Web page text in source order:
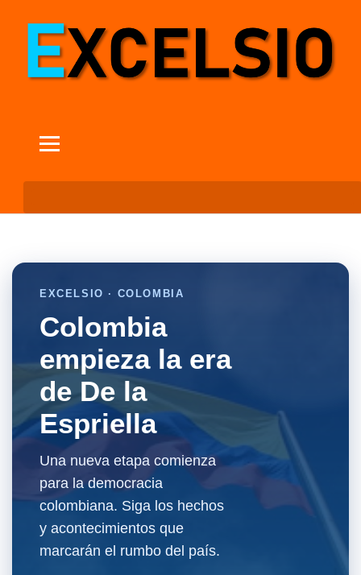
EXCELSIO · COLOMBIA
Colombia
empieza la era
de De la
Espriella
Una nueva etapa comienza
para la democracia
colombiana. Siga los hechos
y acontecimientos que
marcarán el rumbo del país.